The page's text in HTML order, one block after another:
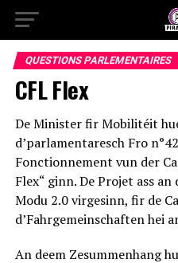
QUESTIONS PARLEMENTAIRES
CFL Flex
De Minister fir Mobilitéit
d’parlamentaresch Fro
Fonctionnement vun der
Flex“ ginn. De Projet ass
Modu 2.0 virgesinn, fir de
d’Fahrgemeinschaften hei
An deem Zesummenhang